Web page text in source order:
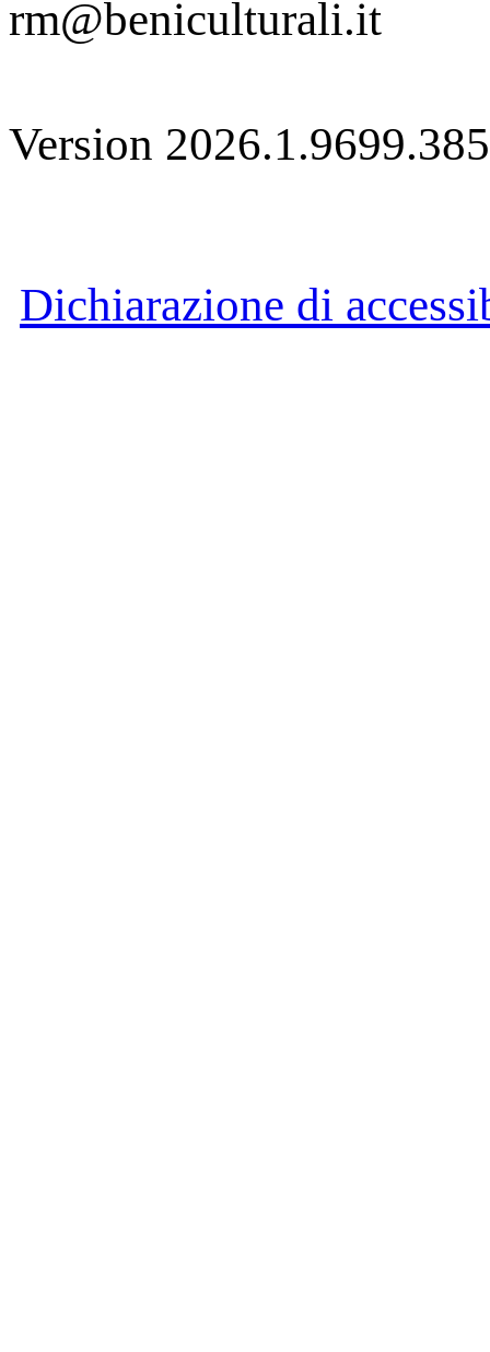
rm@beniculturali.it
Version
Dichiarazione di